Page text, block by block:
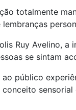
totalmente
Ruy Avelino,
se sintam
público